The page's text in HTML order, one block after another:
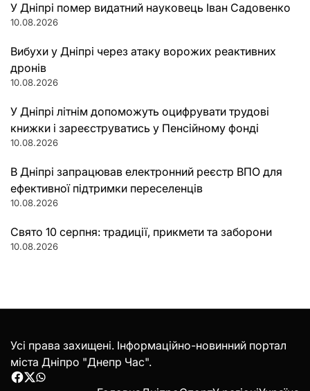
У Дніпрі помер видатний науковець Іван Садовенко
10.08.2026
Вибухи у Дніпрі через атаку ворожих реактивних
дронів
10.08.2026
У Дніпрі літнім допоможуть оцифрувати трудові
книжки і зареєструватись у Пенсійному фонді
10.08.2026
В Дніпрі запрацював електронний реєстр ВПО для
ефективної підтримки переселенців
10.08.2026
Свято 10 серпня: традиції, прикмети та заборони
10.08.2026
Усі права захищені. Інформаційно-новинний портал
міста Дніпро "Днепр Час".
Facebook
Twitter
WhatsApp